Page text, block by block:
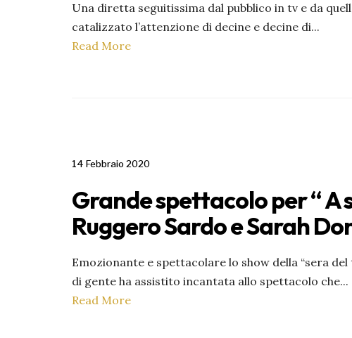
Una diretta seguitissima dal pubblico in tv e da
catalizzato l’attenzione di decine e decine di...
Read More
14 Febbraio 2020
Grande spettacolo per “
Ruggero Sardo e Sarah
Emozionante e spettacolare lo show della “sera
di gente ha assistito incantata allo spettacolo che...
Read More